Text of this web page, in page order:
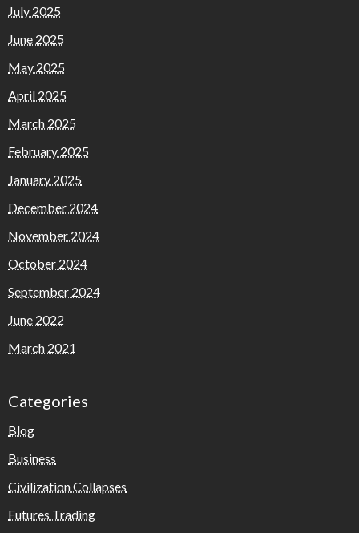
July 2025
June 2025
May 2025
April 2025
March 2025
February 2025
January 2025
December 2024
November 2024
October 2024
September 2024
June 2022
March 2021
Categories
Blog
Business
Civilization Collapses
Futures Trading